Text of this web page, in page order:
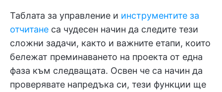
Таблата за управление и инструментите за
отчитане са чудесен начин да следите тези
сложни задачи, както и важните етапи, които
бележат преминаването на проекта от една
фаза към следващата. Освен че са начин да
проверявате напредъка си, тези функции ще